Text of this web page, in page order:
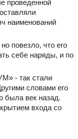
проведенной
наименований
повезло, что его
себе наряды, и по
- так стали
словами его
была век назад.
входа со